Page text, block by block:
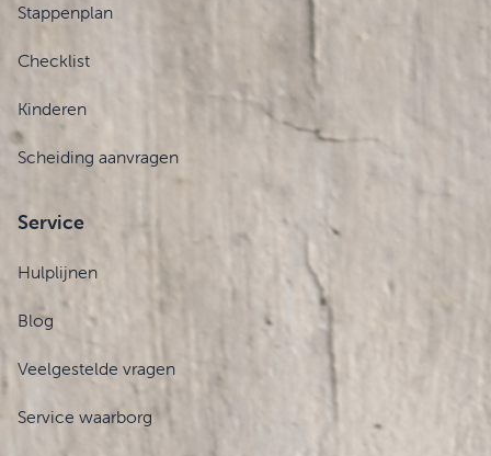
Stappenplan
Checklist
Kinderen
Scheiding aanvragen
Service
Hulplijnen
Blog
Veelgestelde vragen
Service waarborg